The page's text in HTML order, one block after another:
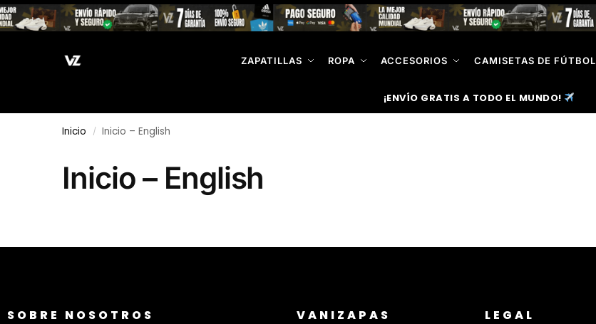
ZAPATILLAS ROPA ACCESORIOS CAMISETAS DE FÚTBOL
Search
¡ENVÍO GRATIS A TODO EL MUNDO!
Inicio / Inicio – English
Inicio – English
SOBRE NOSOTROS VANIZAPAS LEGAL